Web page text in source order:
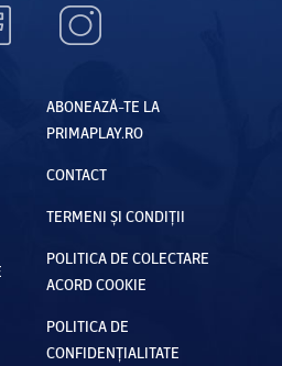
ABONEAZĂ-TE LA
PRIMAPLAY.RO
CONTACT
TERMENI ȘI CONDIȚII
POLITICA DE COLECTARE
ACORD COOKIE
POLITICA DE
CONFIDENȚIALITATE